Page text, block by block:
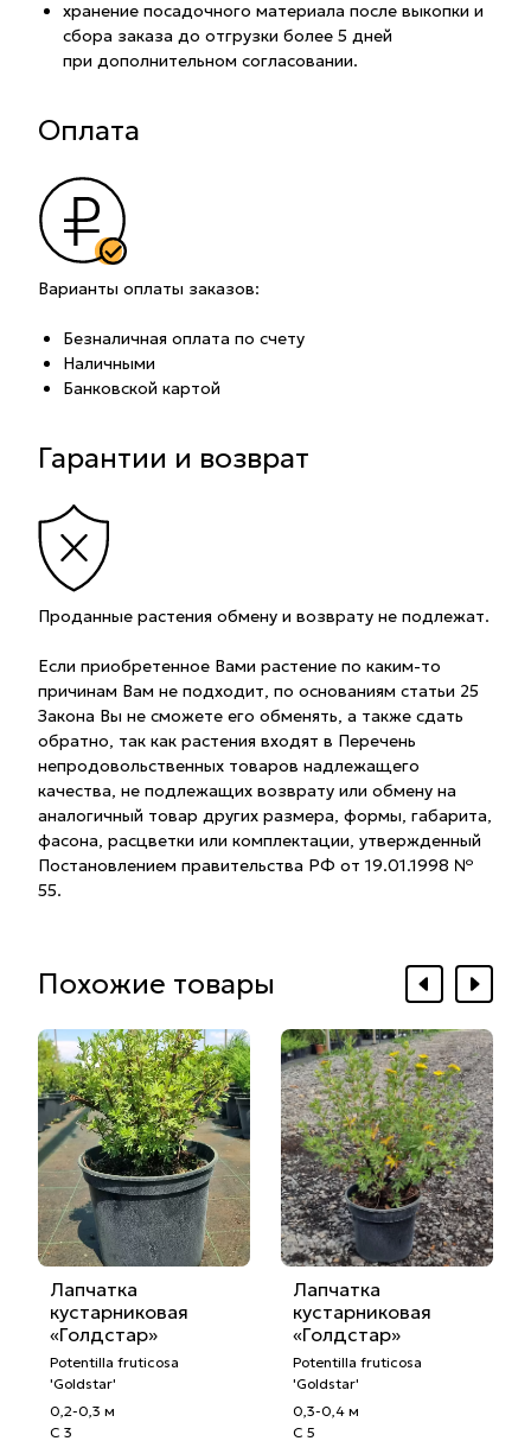
хранение посадочного материала после выкопки и
сбора заказа до отгрузки более 5 дней
при дополнительном согласовании.
Оплата
Варианты оплаты заказов:
Безналичная оплата по счету
Наличными
Банковской картой
Гарантии и возврат
Проданные растения обмену и возврату не подлежат.
Если приобретенное Вами растение по каким-то
причинам Вам не подходит, по основаниям статьи 25
Закона Вы не сможете его обменять, а также сдать
обратно, так как растения входят в Перечень
непродовольственных товаров надлежащего
качества, не подлежащих возврату или обмену на
аналогичный товар других размера, формы, габарита,
фасона, расцветки или комплектации, утвержденный
Постановлением правительства РФ от 19.01.1998 №
55.
Похожие товары
Лапчатка
кустарниковая
«Голдстар»
Potentilla fruticosa
'Goldstar'
0,2-0,3 м
С 3
Лапчатка
кустарниковая
«Голдстар»
Potentilla fruticosa
'Goldstar'
0,3-0,4 м
С 5